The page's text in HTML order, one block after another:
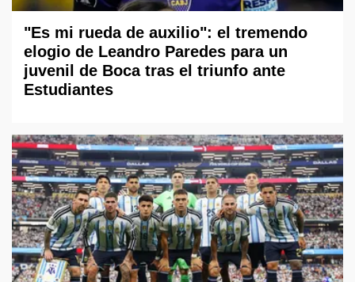
"Es mi rueda de auxilio": el tremendo
elogio de Leandro Paredes para un
juvenil de Boca tras el triunfo ante
Estudiantes